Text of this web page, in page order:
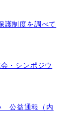
護制度を調べて
・シンポジウ
公益通報（内